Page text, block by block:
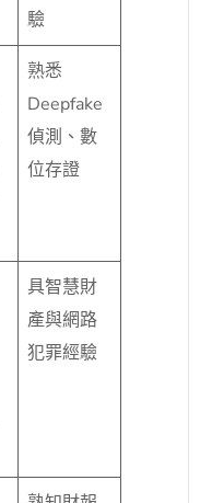
驗
熟悉
Deepfake
偵測、數
位存證
具智慧財
產與網路
犯罪經驗